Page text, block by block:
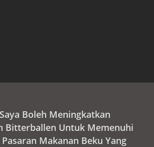
Boleh Meningkatkan
Bitterballen Untuk Memenuhi
Makanan Beku Yang